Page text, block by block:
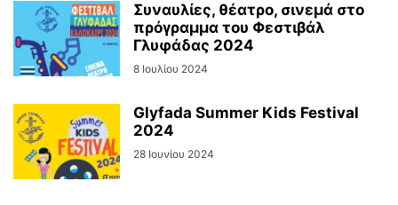
Συναυλίες, θέατρο, σινεμά στο
πρόγραμμα του Φεστιβάλ
Γλυφάδας 2024
8 Ιουλίου 2024
Glyfada Summer Kids Festival
2024
28 Ιουνίου 2024